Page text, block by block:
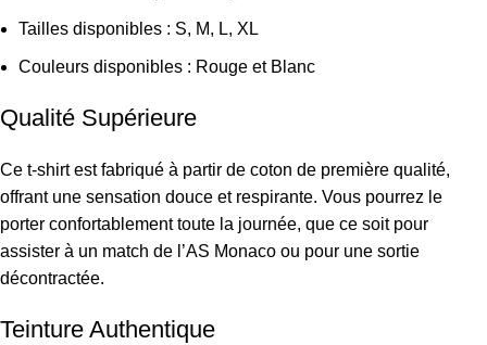
Tailles disponibles : S, M, L, XL
Couleurs disponibles : Rouge et Blanc
Qualité Supérieure
Ce t-shirt est fabriqué à partir de coton de première qualité,
offrant une sensation douce et respirante. Vous pourrez le
porter confortablement toute la journée, que ce soit pour
assister à un match de l’AS Monaco ou pour une sortie
décontractée.
Teinture Authentique